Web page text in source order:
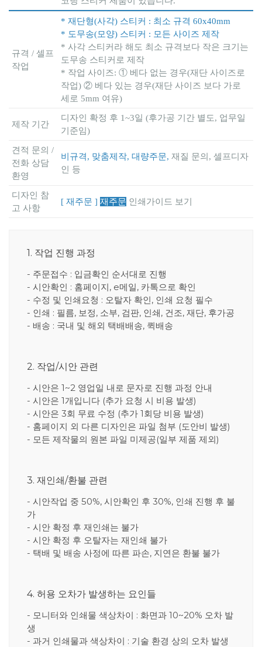
규격 / 셀프
작업
* 재단형(사각) 스티커 : 최소 규격 60x40mm
* 도무송(모양) 스티커 : 모든 사이즈 제작
* 사각 스티커라 해도 최소 규격보다 작은 크기는
도무송 스티커로 제작
* 작업 사이즈: ① 베다 없는 경우(재단 사이즈로
작업) ② 베다 있는 경우(재단 사이즈 보다 가로
세로 5mm 여유)
제작 기간
디자인 확정 후 1~3일 (후가공 기간 별도, 업무일
기준임)
견적 문의 /
전화 상담
환영
비규격, 맞춤제작, 대량주문, 재질 문의, 셀프디자
인 등
디자인 참
고 사항
[ 재주문 ] 재주문 인쇄가이드 보기
1. 작업 진행 과정
- 주문접수 : 입금확인 순서대로 진행
- 시안확인 : 홈페이지, e메일, 카톡으로 확인
- 수정 및 인쇄요청 : 오탈자 확인, 인쇄 요청 필수
- 인쇄 : 필름, 보정, 소부, 검판, 인쇄, 건조, 재단, 후가공
- 배송 : 국내 및 해외 택배배송, 퀵배송
2. 작업/시안 관련
- 시안은 1~2 영업일 내로 문자로 진행 과정 안내
- 시안은 1개입니다 (추가 요청 시 비용 발생)
- 시안은 3회 무료 수정 (추가 1회당 비용 발생)
- 홈페이지 외 다른 디자인은 파일 첨부 (도안비 발생)
- 모든 제작물의 원본 파일 미제공(일부 제품 제외)
3. 재인쇄/환불 관련
- 시안작업 중 50%, 시안확인 후 30%, 인쇄 진행 후 불
가
- 시안 확정 후 재인쇄는 불가
- 시안 확정 후 오탈자는 재인쇄 불가
- 택배 및 배송 사정에 따른 파손, 지연은 환불 불가
4. 허용 오차가 발생하는 요인들
- 모니터와 인쇄물 색상차이 : 화면과 10~20% 오차 발
생
- 과거 인쇄물과 색상차이 : 기술 환경 상의 오차 발생